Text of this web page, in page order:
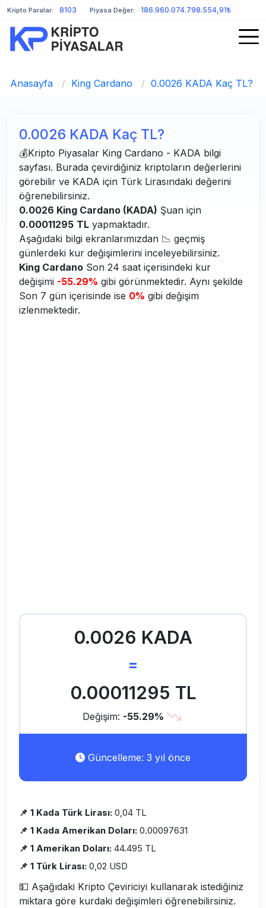
Kripto Paralar: 8103 Piyasa Değer: 186.960.074.798.554,91₺
Anasayfa / King Cardano / 0.0026 KADA Kaç TL?
0.0026 KADA Kaç TL?
💰Kripto Piyasalar King Cardano - KADA bilgi
sayfası. Burada çevirdiğiniz kriptoların değerlerini
görebilir ve KADA için Türk Lirasındaki değerini
öğrenebilirsiniz.
0.0026 King Cardano (KADA) Şuan için
0.00011295 TL yapmaktadır.
Aşağıdaki bilgi ekranlarımızdan 📉 geçmiş
günlerdeki kur değişimlerini inceleyebilirsiniz.
King Cardano Son 24 saat içerisindeki kur
değişimi -55.29% gibi görünmektedir. Aynı şekilde
Son 7 gün içerisinde ise 0% gibi değişim
izlenmektedir.
0.0026 KADA
=
0.00011295 TL
Değişim: -55.29%
Güncelleme: 3 yıl önce
📌 1 Kada Türk Lirası: 0,04 TL
📌 1 Kada Amerikan Doları: 0.00097631
📌 1 Amerikan Doları: 44.495 TL
📌 1 Türk Lirası: 0,02 USD
💵 Aşağıdaki Kripto Çeviriciyi kullanarak istediğiniz
miktara göre kurdaki değişimleri öğrenebilirsiniz.